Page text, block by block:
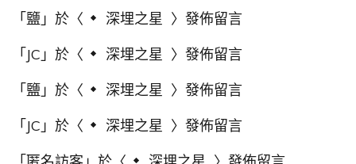
「鹽 」於〈 深埋之星
〉發佈留言
「JC 」於〈 深埋之星
〉發佈留言
「鹽 」於〈 深埋之星
〉發佈留言
「JC 」於〈 深埋之星
〉發佈留言
「匿名訪客 」於〈 深埋之星 〉發佈留言